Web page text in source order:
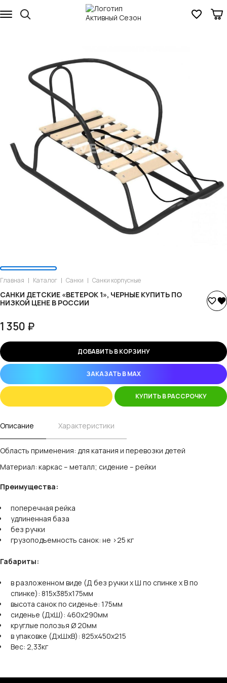
Главная Каталог Санки Санки корпусные
САНКИ ДЕТСКИЕ «ВЕТЕРОК 1», ЧЕРНЫЕ КУПИТЬ ПО
НИЗКОЙ ЦЕНЕ В РОССИИ
1 350 ₽
ДОБАВИТЬ В КОРЗИНУ
ЗАКАЗАТЬ В MAX
КУПИТЬ В РАССРОЧКУ
Описание Характеристики
Область применения: для катания и перевозки детей
Материал: каркас – металл; сидение – рейки
Преимущества:
поперечная рейка
удлиненная база
без ручки
грузоподъемность санок: не >25 кг
Габариты:
в разложенном виде (Д без ручки х Ш по спинке х В по
спинке): 815х385х175мм
высота санок по сиденье: 175мм
сиденье (ДхШ): 460х290мм
круглые полозья Ø 20мм
в упаковке (ДхШхВ): 825х450х215
Вес: 2,33кг